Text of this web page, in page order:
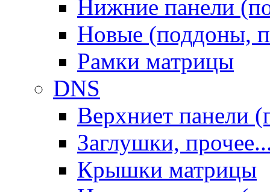
Нижние панели
Новые (поддоны,
Рамки матрицы
DNS
Верхниет панели
Заглушки,
Крышки матрицы